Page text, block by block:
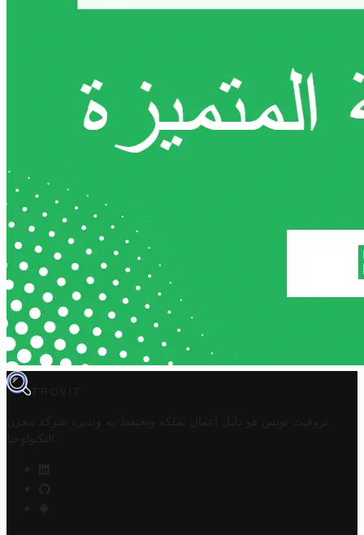
TROVIT
تروفيت تونس هو دليل أعمال تملكه وتحتفظ به وتديره
شركة مخزن
التكنولوجيا